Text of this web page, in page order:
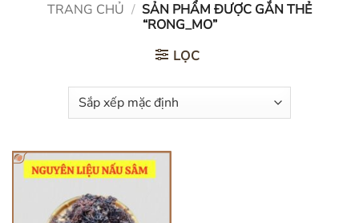
TRANG CHỦ / SẢN PHẨM ĐƯỢC GẮN THẺ
“RONG_MO”
LỌC